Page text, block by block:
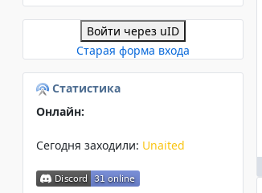
Войти через uID
Старая форма входа
Статистика
Онлайн:
Сегодня заходили: Unaited